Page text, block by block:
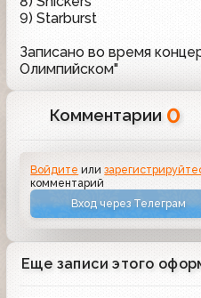
9) Starburst
Записано во время
Олимпийском"
Комментарии 0
Войдите или
комментарий
Вход через Телеграм
Еще записи этого